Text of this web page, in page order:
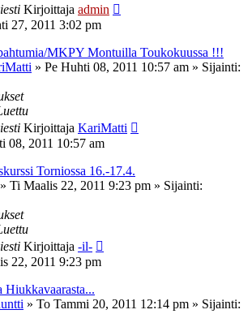
Kirjoittaja admin
27, 2011 3:02 pm
MKPY Montuilla Toukokuussa !!!
» Pe Huhti 08, 2011 10:57 am » Sijainti:
Kirjoittaja KariMatti
08, 2011 10:57 am
Torniossa 16.-17.4.
» Ti Maalis 22, 2011 9:23 pm » Sijainti:
Kirjoittaja -il-
22, 2011 9:23 pm
Hiukkavaarasta...
» To Tammi 20, 2011 12:14 pm » Sijainti: